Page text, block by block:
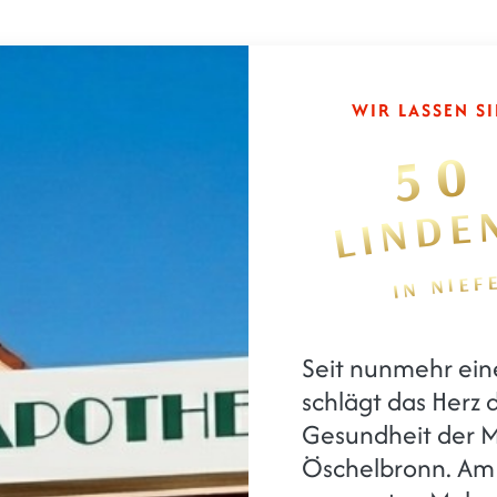
WIR LASSEN
50
IN
50
Seit nunmehr
schlägt das Herz
Gesundheit der
Öschelbronn.